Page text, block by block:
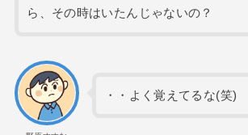
ら、その時はいたんじゃないの？
・・よく覚えてるな(笑)